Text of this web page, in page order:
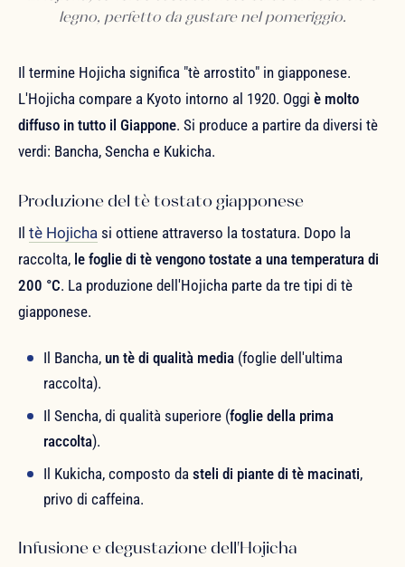
legno, perfetto da gustare nel pomeriggio.
Il termine Hojicha significa "tè arrostito" in giapponese.
L'Hojicha compare a Kyoto intorno al 1920. Oggi è molto
diffuso in tutto il Giappone. Si produce a partire da diversi tè
verdi: Bancha, Sencha e Kukicha.
Produzione del tè tostato giapponese
Il tè Hojicha si ottiene attraverso la tostatura. Dopo la
raccolta, le foglie di tè vengono tostate a una temperatura di
200 °C. La produzione dell'Hojicha parte da tre tipi di tè
giapponese.
Il Bancha, un tè di qualità media (foglie dell'ultima
raccolta).
Il Sencha, di qualità superiore (foglie della prima
raccolta).
Il Kukicha, composto da steli di piante di tè macinati,
privo di caffeina.
Infusione e degustazione dell'Hojicha